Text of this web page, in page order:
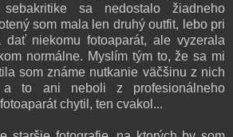
sa nedostalo žiadneho
som mala len druhý outfit, lebo pri
dať niekomu fotoaparát, ale vyzerala
normálne. Myslím tým to, že sa mi
som známe nutkanie väčšinu z nich
a to ani neboli z profesionálneho
chytil, ten cvakol...